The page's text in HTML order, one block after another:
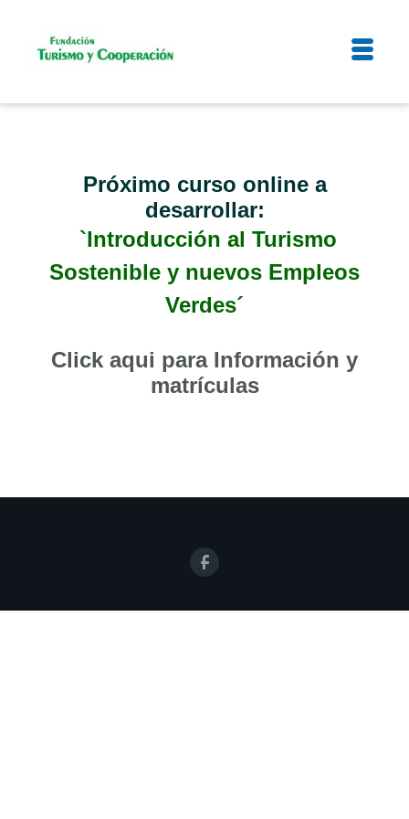
Próximo curso online a
desarrollar:
`Introducción al Turismo
Sostenible y nuevos Empleos
Verdes´
Click aqui para Información y
matrículas